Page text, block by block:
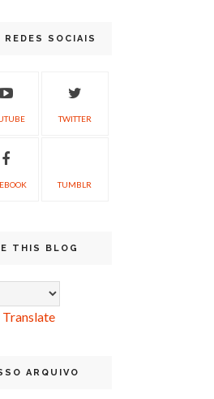
SOCIAIS
TWITTER
TUMBLR
THIS BLOG
Translate
ARQUIVO